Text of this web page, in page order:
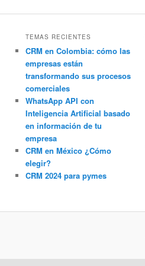
TEMAS RECIENTES
CRM en Colombia: cómo las
empresas están
transformando sus procesos
comerciales
WhatsApp API con
Inteligencia Artificial basado
en información de tu
empresa
CRM en México ¿Cómo
elegir?
CRM 2024 para pymes